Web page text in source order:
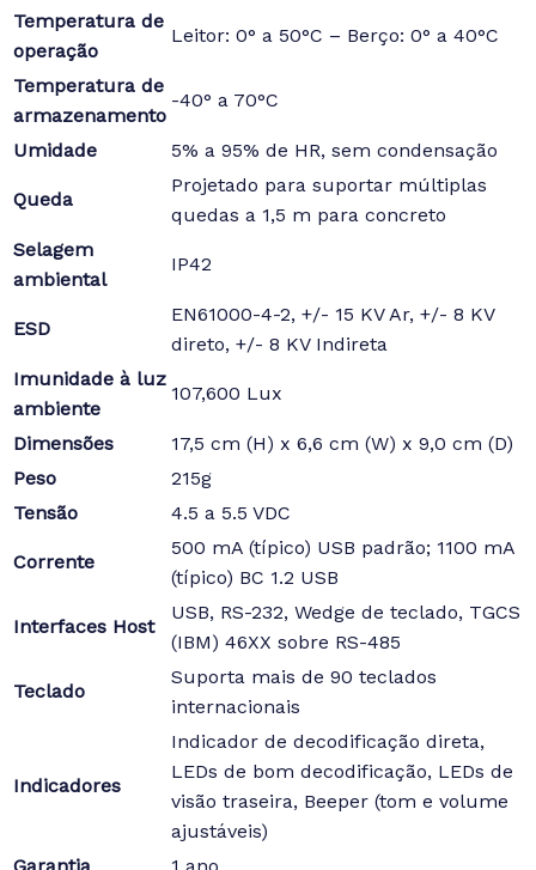
Temperatura de
operação
Leitor: 0° a 50°C – Berço: 0° a 40°C
Temperatura de
armazenamento
-40° a 70°C
Umidade 5% a 95% de HR, sem condensação
Queda
Projetado para suportar múltiplas
quedas a 1,5 m para concreto
Selagem
ambiental
IP42
ESD
EN61000-4-2, +/- 15 KV Ar, +/- 8 KV
direto, +/- 8 KV Indireta
Imunidade à luz
ambiente
107,600 Lux
Dimensões
17,5 cm (H) x 6,6 cm (W) x 9,0 cm (D)
Peso
215g
Tensão
4.5 a 5.5 VDC
Corrente
500 mA (típico) USB padrão; 1100 mA
(típico) BC 1.2 USB
Interfaces Host
USB, RS-232, Wedge de teclado, TGCS
(IBM) 46XX sobre RS-485
Teclado
Suporta mais de 90 teclados
internacionais
Indicadores
Indicador de decodificação direta,
LEDs de bom decodificação, LEDs de
visão traseira, Beeper (tom e volume
ajustáveis)